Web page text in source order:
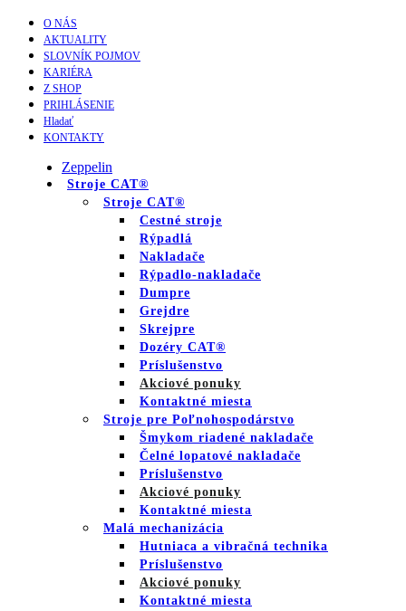
O NÁS
AKTUALITY
SLOVNÍK POJMOV
KARIÉRA
Z SHOP
PRIHLÁSENIE
Hladať
KONTAKTY
Zeppelin
Stroje CAT®
Stroje CAT®
Cestné stroje
Rýpadlá
Nakladače
Rýpadlo-nakladače
Dumpre
Grejdre
Skrejpre
Dozéry CAT®
Príslušenstvo
Akciové ponuky
Kontaktné miesta
Stroje pre Poľnohospodárstvo
Šmykom riadené nakladače
Čelné lopatové nakladače
Príslušenstvo
Akciové ponuky
Kontaktné miesta
Malá mechanizácia
Hutniaca a vibračná technika
Príslušenstvo
Akciové ponuky
Kontaktné miesta